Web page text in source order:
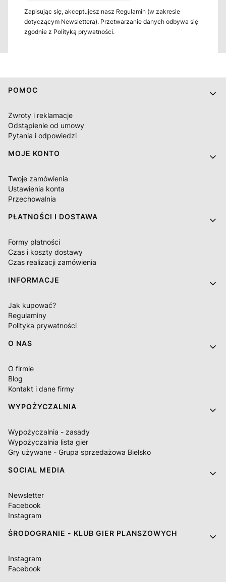
Zapisując się, akceptujesz nasz Regulamin (w zakresie
dotyczącym Newslettera). Przetwarzanie danych odbywa się
zgodnie z Polityką prywatności.
Linki w stopce
POMOC
Zwroty i reklamacje
Odstąpienie od umowy
Pytania i odpowiedzi
MOJE KONTO
Twoje zamówienia
Ustawienia konta
Przechowalnia
PŁATNOŚCI I DOSTAWA
Formy płatności
Czas i koszty dostawy
Czas realizacji zamówienia
INFORMACJE
Jak kupować?
Regulaminy
Polityka prywatności
O NAS
O firmie
Blog
Kontakt i dane firmy
WYPOŻYCZALNIA
Wypożyczalnia - zasady
Wypożyczalnia lista gier
Gry używane - Grupa sprzedażowa Bielsko
SOCIAL MEDIA
Newsletter
Facebook
Instagram
ŚRODOGRANIE - KLUB GIER PLANSZOWYCH
Instagram
Facebook